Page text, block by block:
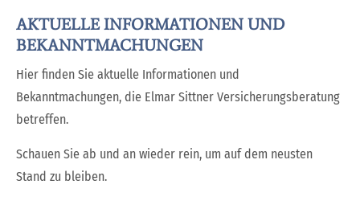
AKTUELLE INFORMATIONEN UND
BEKANNTMACHUNGEN
Hier finden Sie aktuelle Informationen und
Bekanntmachungen, die Elmar Sittner Versicherungsberatung
betreffen.
Schauen Sie ab und an wieder rein, um auf dem neusten
Stand zu bleiben.